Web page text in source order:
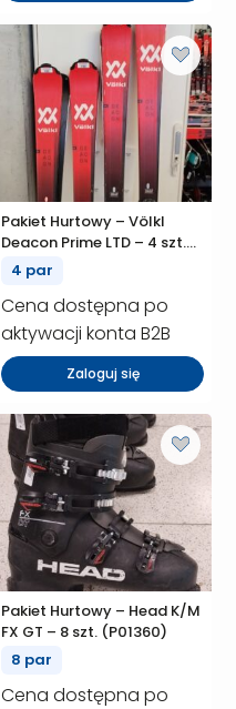
Pakiet Hurtowy – Völkl
Deacon Prime LTD – 4 szt.
(P01362)
4 par
Cena dostępna po
aktywacji konta B2B
Zaloguj się
Pakiet Hurtowy – Head K/M
FX GT – 8 szt. (P01360)
8 par
Cena dostępna po